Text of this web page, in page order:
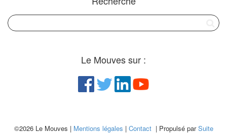
Le Mouves sur :
©2026 Le Mouves | Mentions légales | Contact| Propulsé parSuite